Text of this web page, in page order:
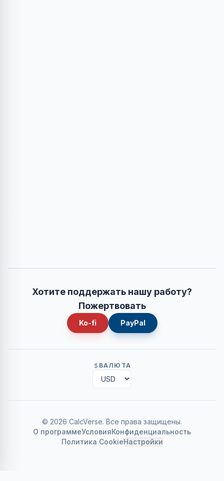
Хотите поддержать нашу работу?
Пожертвовать
Ko-fi PayPal
ВАЛЮТА
© 2026 CalcVerse. Все права защищены.
О программеУсловияКонфиденциальность
Политика CookieНастройки